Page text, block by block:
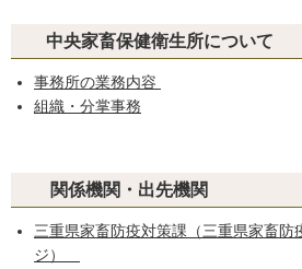
中央家畜保健衛生所について
事務所の業務内容
組織・分掌事務
関係機関・出先機関
三重県家畜防疫対策課（三重県家畜防
ジ）